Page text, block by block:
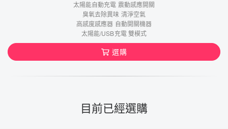
太陽能自動充電 震動感應開關
臭氧去除異味 清淨空氣
高感度感應器 自動開關機器
太陽能/USB充電 雙模式
選購
目前已經選購